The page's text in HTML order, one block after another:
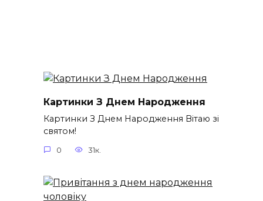
Картинки З Днем Народження
Картинки З Днем Народження Вітаю зі
святом!
0 31к.